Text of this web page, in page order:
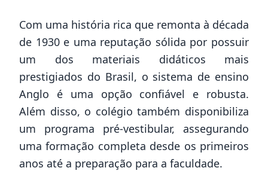
Com uma história rica que remonta à década
de 1930 e uma reputação sólida por possuir
um dos materiais didáticos mais
prestigiados do Brasil, o sistema de ensino
Anglo é uma opção confiável e robusta.
Além disso, o colégio também disponibiliza
um programa pré-vestibular, assegurando
uma formação completa desde os primeiros
anos até a preparação para a faculdade.